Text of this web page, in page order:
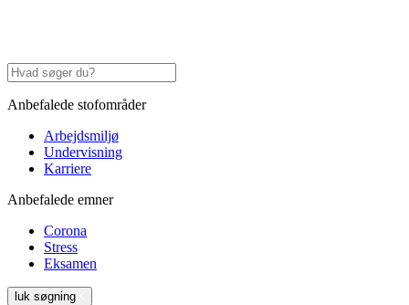
Anbefalede stofområder
Arbejdsmiljø
Undervisning
Karriere
Anbefalede emner
Corona
Stress
Eksamen
luk søgning